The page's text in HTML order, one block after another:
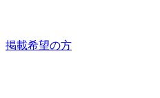
掲載希望の方